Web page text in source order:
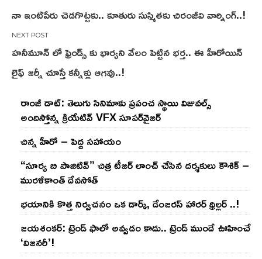
navigation
నా ఇంటిపేరు చెడగొట్టకు.. కూతురు సుస్మితకు చిరంజీవి వార్నింగ్..!
హనీమూన్ లో ఫ్రెండ్స్ కు భార్యని వేలం పెట్టిన భర్త.. ఈ హీరోయిన్
లైఫ్ జర్నీ చూస్తే కన్నీళ్లు ఆగవు..!
రాంజీ డాట్: తెలుగు సినిమాకు ప్రపంచ స్థాయి విజువల్స్
అందిస్తోన్న క్రియేటివ్ VFX సూపర్‌వైజర్
చిన్న హీరో – పెద్ద సహాయం
“సూర్య బి పాజిటివ్” చిత్ర టీజర్ లాంచ్ చేసిన‌ దర్శకులు కౌశిక్ –
మురళీకాంత్ దేవసోత్
భయానికి కొత్త నిర్వచనం ఒక డార్క్, డేంజరస్ హారర్ థ్రిల్లర్ ..!
జయశంకర్: ట్రెండ్‌ ఫాలో అవ్వడం కాదు.. ట్రెండ్‌ ముందే ఊహించే
‘విజనరీ’!